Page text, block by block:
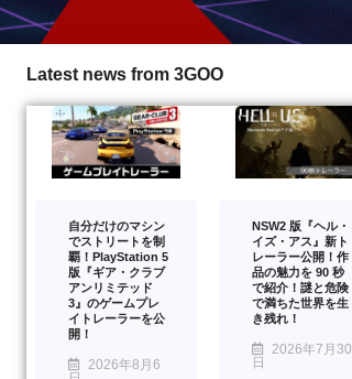
Latest news from 3GOO
自分だけのマシン
でストリートを制
覇！PlayStation 5
版『ギア・クラブ
アンリミテッド
3』のゲームプレ
イトレーラーを公
開！
2026年8月6
NSW2 版『ヘル・
イズ・アス』新ト
レーラー公開！作
品の魅力を 90 秒
で紹介！謎と危険
で満ちた世界を生
き残れ！
2026年7月30
日